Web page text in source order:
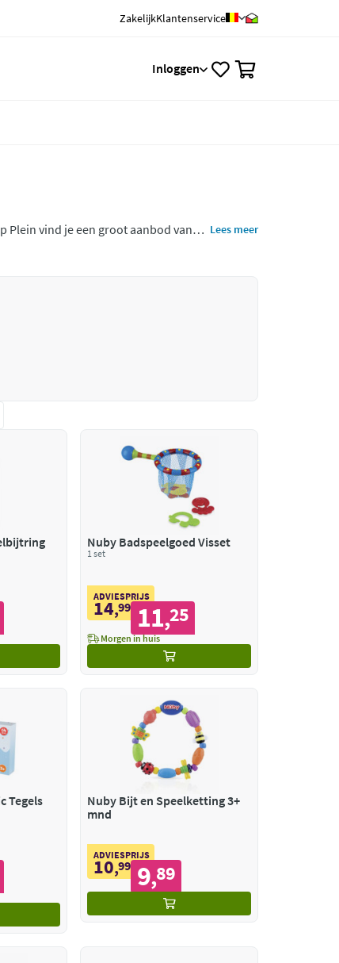
ZakelijkKlantenservice
Inloggen
Plein vind je een groot aanbod van
Lees meer
Nuby Badspeelgoed Visset
1 set
ADVIESPRIJS
14,99 11,25
Morgen in huis
Tegels
Nuby Bijt en Speelketting 3+
mnd
ADVIESPRIJS
10,99 9,89